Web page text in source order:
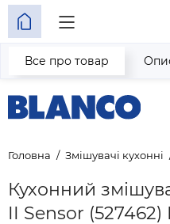
Головна Змішувачі кухонні
Кухонний
II Sensor (527462)
Все про товар